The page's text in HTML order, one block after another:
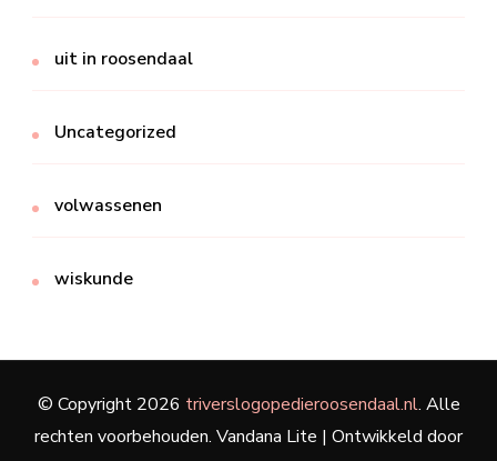
uit in roosendaal
Uncategorized
volwassenen
wiskunde
© Copyright 2026 triverslogopedieroosendaal.nl. Alle
rechten voorbehouden. Vandana Lite | Ontwikkeld door